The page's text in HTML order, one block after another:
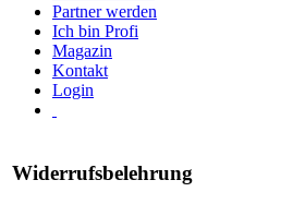
Partner werden
Ich bin Profi
Magazin
Kontakt
Login
Widerrufsbelehrung